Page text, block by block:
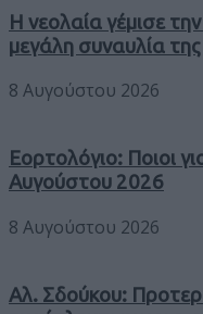
Η νεολαία γέμισε
μεγάλη συναυλία
8 Αυγούστου 2026
Εορτολόγιο: Ποιοι
Αυγούστου 2026
8 Αυγούστου 2026
Αλ. Σδούκου: